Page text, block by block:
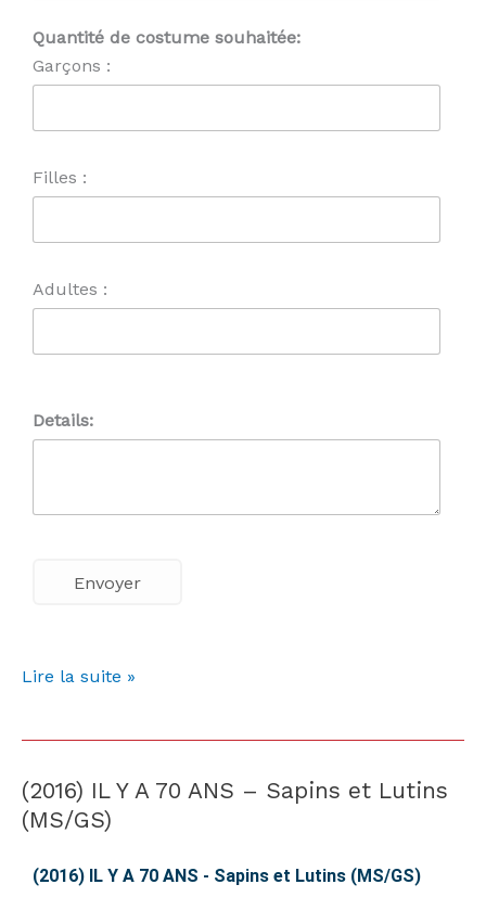
Quantité de costume souhaitée:
Garçons :
Filles :
Adultes :
Details:
Lire la suite »
(2016) IL Y A 70 ANS – Sapins et Lutins
(MS/GS)
(2016) IL Y A 70 ANS - Sapins et Lutins (MS/GS)
(2016)
IL